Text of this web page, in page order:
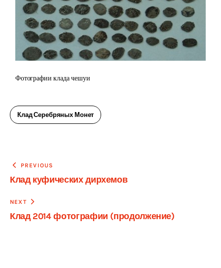
Фотографии клада чешуи
Клад Серебряных Монет
Навигация
по
записям
PREVIOUS
Клад куфических дирхемов
NEXT
Клад 2014 фотографии (продолжение)